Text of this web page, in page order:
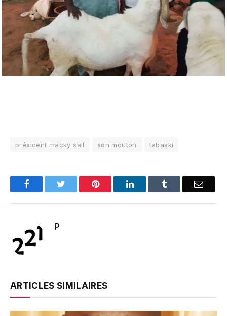
président macky sall son mouton tabaski
FacebookTwitter Pinterest LinkedInTumblr Email
P
ARTICLES SIMILAIRES